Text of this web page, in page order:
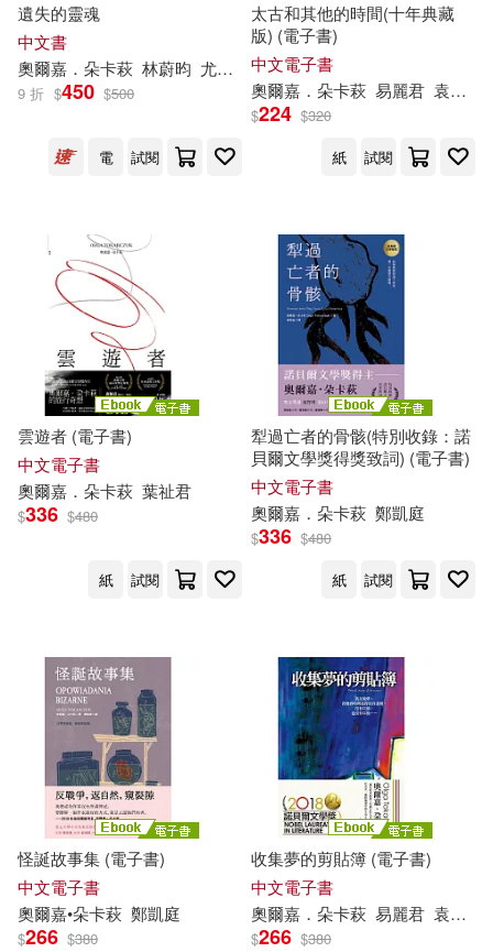
作者/演唱/譯/編/繪(15)
價格
範圍
遺失的靈魂
中文書
奧爾嘉 ． 朵卡萩 林蔚昀 尤安娜．康哲友（Joanna Concejo）
9 折 $450 $500
電 試閱
太古和其他的時間(十年典藏
版) (電子書)
中文電子書
奧爾嘉 ． 朵卡萩 易麗君 袁漢鎔
$224 $320
紙
試閱
雲遊者 (電子書)
中文電子書
奧爾嘉 ． 朵卡萩 葉祉君
$336 $480
紙 試閱
犁過亡者的骨骸(特別收錄：諾
貝爾文學獎得獎致詞) (電子書)
中文電子書
奧爾嘉 ． 朵卡萩 鄭凱庭
$336 $480
紙
試閱
怪誕故事集 (電子書)
中文電子書
奧爾嘉•朵卡萩 鄭凱庭
$266 $380
收集夢的剪貼簿 (電子書)
中文電子書
奧爾嘉 ． 朵卡萩 易麗君 袁漢鎔
$266 $380